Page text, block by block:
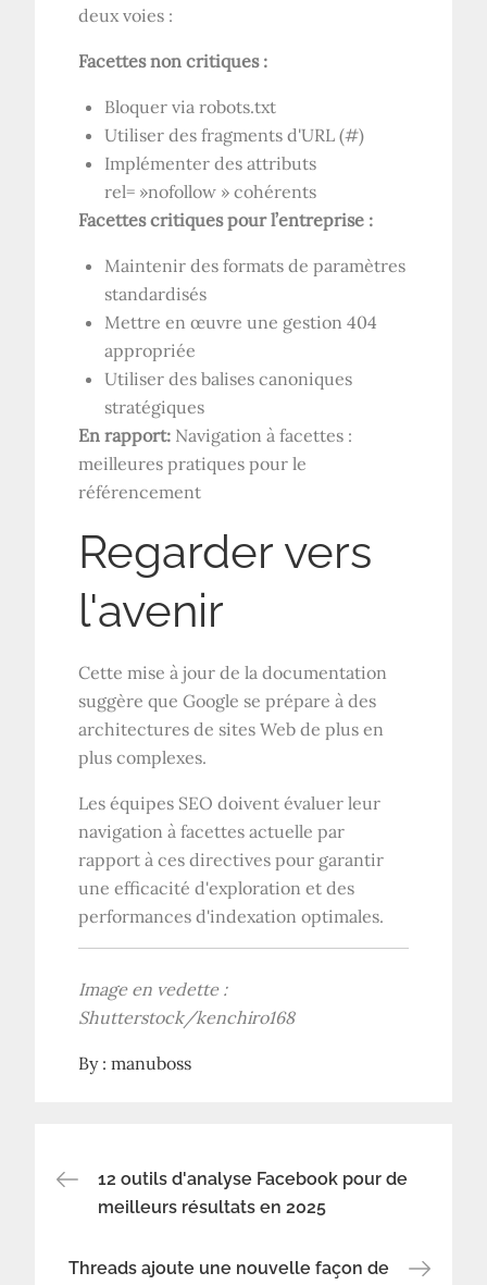
deux voies :
Facettes non critiques :
Bloquer via robots.txt
Utiliser des fragments d'URL (#)
Implémenter des attributs
rel= »nofollow » cohérents
Facettes critiques pour l’entreprise :
Maintenir des formats de paramètres
standardisés
Mettre en œuvre une gestion 404
appropriée
Utiliser des balises canoniques
stratégiques
En rapport: Navigation à facettes :
meilleures pratiques pour le
référencement
Regarder vers
l'avenir
Cette mise à jour de la documentation
suggère que Google se prépare à des
architectures de sites Web de plus en
plus complexes.
Les équipes SEO doivent évaluer leur
navigation à facettes actuelle par
rapport à ces directives pour garantir
une efficacité d'exploration et des
performances d'indexation optimales.
Image en vedette :
Shutterstock/kenchiro168
By :manuboss
Navigation
de
12 outils d'analyse Facebook pour de
meilleurs résultats en 2025
Threads ajoute une nouvelle façon de